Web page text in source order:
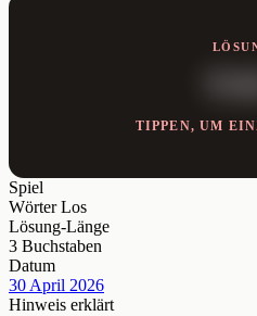
TIPPEN, UM
Spiel
Wörter Los
Lösung-Länge
3 Buchstaben
Datum
30 April 2026
Hinweis erklärt